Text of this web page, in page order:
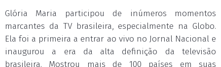
Glória Maria participou de inúmeros momentos
marcantes da TV brasileira, especialmente na Globo.
Ela foi a primeira a entrar ao vivo no Jornal Nacional e
inaugurou a era da alta definição da televisão
brasileira. Mostrou mais de 100 países em suas